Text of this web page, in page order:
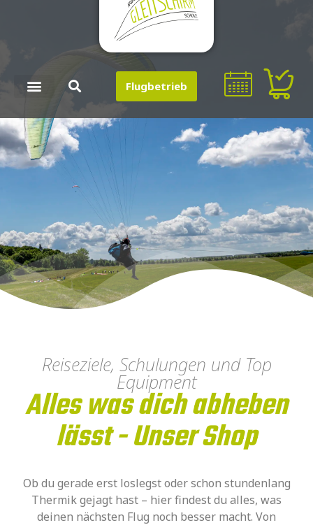
Flugbetrieb
Reiseziele, Schulungen und Top
Equipment
Alles was dich abheben
lässt - Unser Shop
Ob du gerade erst loslegst oder schon stundenlang
Thermik gejagt hast – hier findest du alles, was
deinen nächsten Flug noch besser macht. Von